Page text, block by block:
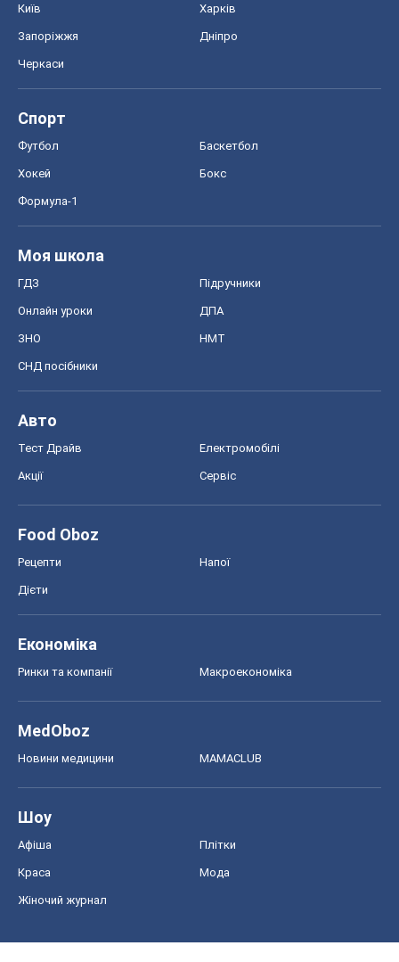
Київ Харків
Запоріжжя Дніпро
Черкаси
Спорт
Футбол Баскетбол
Хокей Бокс
Формула-1
Моя школа
ГДЗ Підручники
Онлайн уроки ДПА
ЗНО НМТ
СНД посібники
Авто
Тест Драйв Електромобілі
Акції Сервіс
Food Oboz
Рецепти Напої
Дієти
Економіка
Ринки та компанії Макроекономіка
MedOboz
Новини медицини MAMACLUB
Шоу
Афіша Плітки
Краса Мода
Жіночий журнал